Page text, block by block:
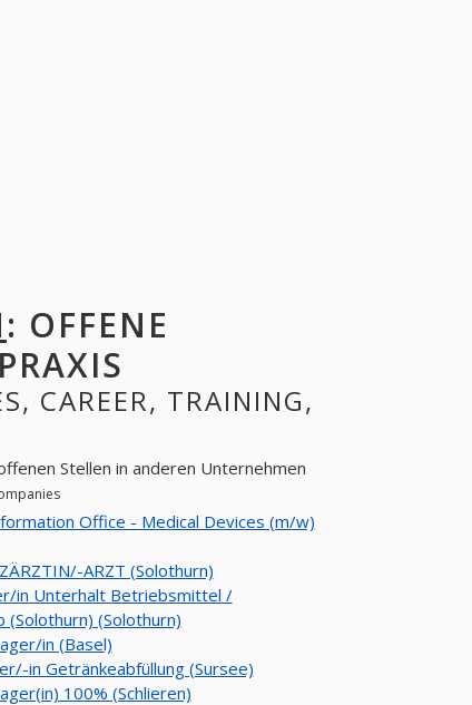
: OFFENE
CAREER, TRAINING,
Stellen in anderen Unternehmen
Office - Medical Devices (m/w)
ARZT (Solothurn)
in Unterhalt Betriebsmittel /
(Solothurn)
in (Basel)
in Getränkeabfüllung (Sursee)
100% (Schlieren)